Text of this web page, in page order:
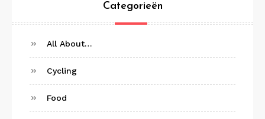
Categorieën
All About…
Cycling
Food